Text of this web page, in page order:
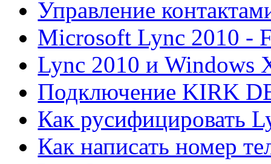
Управление
Microsoft Lync 2010 -
Lync 2010 и Windows
Подключение KIRK
Как русифицировать
Как написать номер